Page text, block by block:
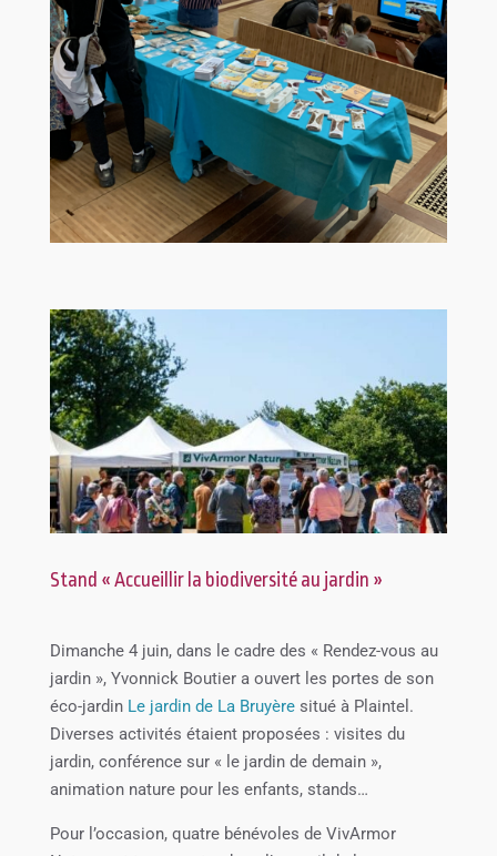
Stand « Accueillir la biodiversité au jardin »
Dimanche 4 juin, dans le cadre des « Rendez-vous au
jardin », Yvonnick Boutier a ouvert les portes de son
éco-jardin Le jardin de La Bruyèresitué à Plaintel.
Diverses activités étaient proposées : visites du
jardin, conférence sur « le jardin de demain »,
animation nature pour les enfants, stands…
Pour l’occasion, quatre bénévoles de VivArmor